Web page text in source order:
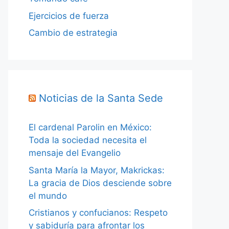
Ejercicios de fuerza
Cambio de estrategia
Noticias de la Santa Sede
El cardenal Parolin en México:
Toda la sociedad necesita el
mensaje del Evangelio
Santa María la Mayor, Makrickas:
La gracia de Dios desciende sobre
el mundo
Cristianos y confucianos: Respeto
y sabiduría para afrontar los